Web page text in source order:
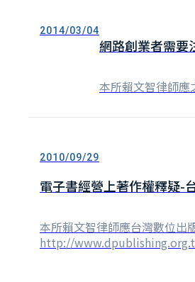
2014/03/04
網路創業者需
本所賴文智律師應
2010/09/29
電子書經營上著作權釋疑-
本所賴文智律師應台灣數位出
http://